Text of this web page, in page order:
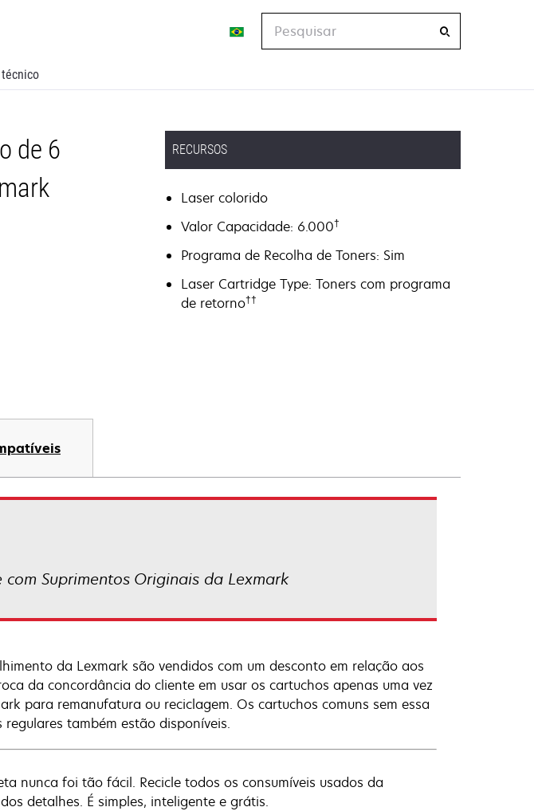
de 6
RECURSOS
Laser colorido
Valor Capacidade: 6.000†
Programa de Recolha de Toners: Sim
Laser Cartridge Type: Toners com programa
de retorno††
Suprimentos Originais da Lexmark
da Lexmark são vendidos com um desconto em relação aos
da concordância do cliente em usar os cartuchos apenas uma vez
para remanufatura ou reciclagem. Os cartuchos comuns sem essa
também estão disponíveis.
nunca foi tão fácil. Recicle todos os consumíveis usados da
detalhes. É simples, inteligente e grátis.